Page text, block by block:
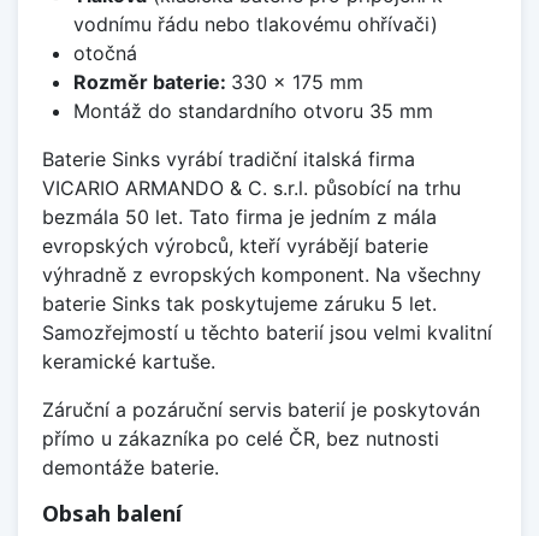
vodnímu řádu nebo tlakovému ohřívači)
otočná
Rozměr baterie: 330 x 175 mm
Montáž do standardního otvoru 35 mm
Baterie Sinks vyrábí tradiční italská firma
VICARIO ARMANDO & C. s.r.l. působící na trhu
bezmála 50 let. Tato firma je jedním z mála
evropských výrobců, kteří vyrábějí baterie
výhradně z evropských komponent. Na všechny
baterie Sinks tak poskytujeme záruku 5 let.
Samozřejmostí u těchto baterií jsou velmi kvalitní
keramické kartuše.
Záruční a pozáruční servis baterií je poskytován
přímo u zákazníka po celé ČR, bez nutnosti
demontáže baterie.
Obsah balení